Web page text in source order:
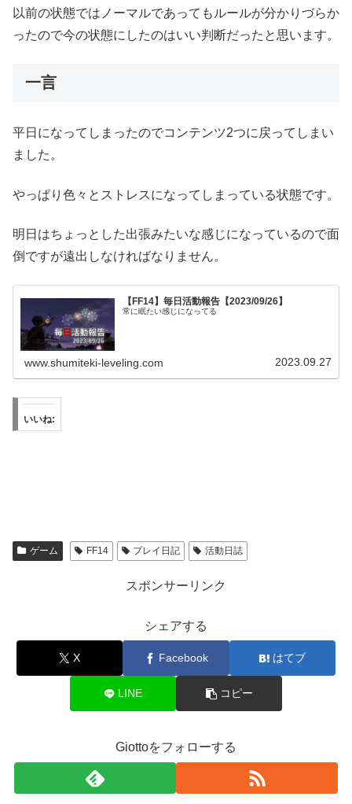
以前の状態ではノーマルであってもルールが分かりづらか
ったので今の状態にしたのはいい判断だったと思います。
一言
平日になってしまったのでコンテンツ2つに戻ってしまい
ました。
やっぱり色々とストレスになってしまっている状態です。
明日はちょっとした出張みたいな感じになっているので面
倒ですが遠出しなければなりません。
【FF14】毎日活動報告【2023/09/26】
常に眠たい感じになってる
www.shumiteki-leveling.com 2023.09.27
いいね:
ゲーム FF14 プレイ日記 活動日誌
スポンサーリンク
シェアする
X Facebook はてブ
LINE コピー
Giottoをフォローする